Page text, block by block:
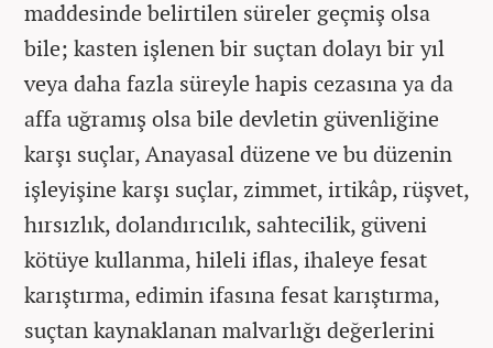
maddesinde belirtilen süreler geçmiş olsa
bile; kasten işlenen bir suçtan dolayı bir yıl
veya daha fazla süreyle hapis cezasına ya da
affa uğramış olsa bile devletin güvenliğine
karşı suçlar, Anayasal düzene ve bu düzenin
işleyişine karşı suçlar, zimmet, irtikâp, rüşvet,
hırsızlık, dolandırıcılık, sahtecilik, güveni
kötüye kullanma, hileli iflas, ihaleye fesat
karıştırma, edimin ifasına fesat karıştırma,
suçtan kaynaklanan malvarlığı değerlerini